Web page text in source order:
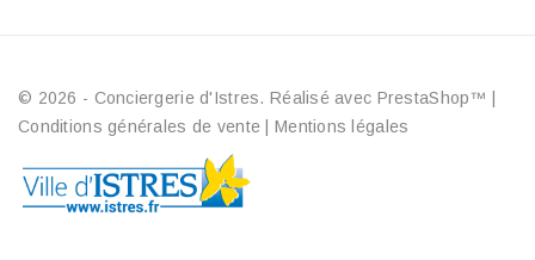
© 2026 - Conciergerie d'Istres. Réalisé avec PrestaShop™
Conditions générales de vente
Mentions légales